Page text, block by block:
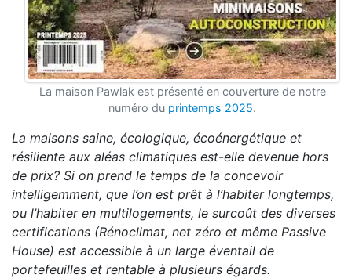
La maison Pawlak est présenté en couverture de notre
numéro du printemps 2025.
La maisons saine, écologique, écoénergétique et
résiliente aux aléas climatiques est-elle devenue hors
de prix? Si on prend le temps de la concevoir
intelligemment, que l’on est prêt à l’habiter longtemps,
ou l’habiter en multilogements, le surcoût des diverses
certifications (Rénoclimat, net zéro et même Passive
House) est accessible à un large éventail de
portefeuilles et rentable à plusieurs égards.